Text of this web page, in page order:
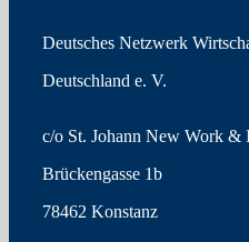
Deutsches Netzwerk
Deutschland e. V.
c/o St. Johann New Work &
Brückengasse 1b
78462 Konstanz